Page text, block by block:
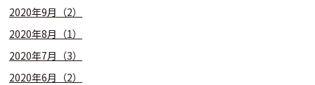
2020年9月（2）
2020年8月（1）
2020年7月（3）
2020年6月（2）